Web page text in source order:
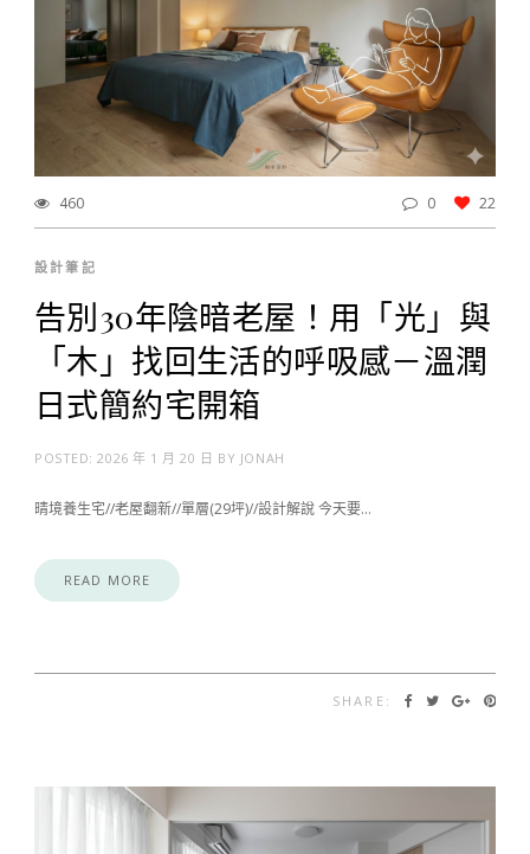
460 0 22
設計筆記
告別30年陰暗老屋！用「光」與
「木」找回生活的呼吸感－溫潤
日式簡約宅開箱
POSTED:2026 年 1 月 20 日 BY JONAH
晴境養生宅//老屋翻新//單層(29坪)//設計解說 今天要…
READ MORE
SHARE: